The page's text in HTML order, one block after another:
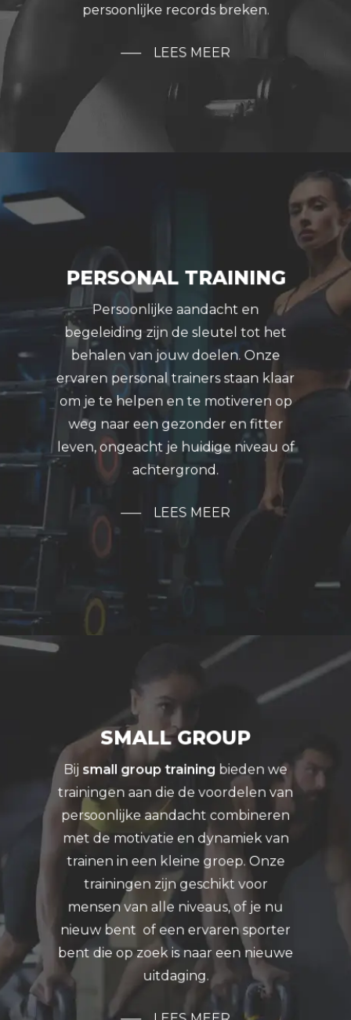
persoonlijke records breken.
LEES MEER
PERSONAL TRAINING
Persoonlijke aandacht en
begeleiding zijn de sleutel tot het
behalen van jouw doelen. Onze
ervaren personal trainers staan klaar
om je te helpen en te motiveren op
weg naar een gezonder en fitter
leven, ongeacht je huidige niveau of
achtergrond.
LEES MEER
SMALL GROUP
Bij small group training bieden we
trainingen aan die de voordelen van
persoonlijke aandacht combineren
met de motivatie en dynamiek van
trainen in een kleine groep. Onze
trainingen zijn geschikt voor
mensen van alle niveaus, of je nu
nieuw bent of een ervaren sporter
bent die op zoek is naar een nieuwe
uitdaging.